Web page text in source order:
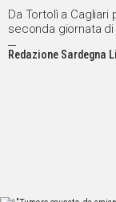
Da Tortolì a
seconda giornata
regionale
Redazione Sardegna